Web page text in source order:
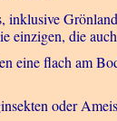
einzigen, die
eine flach am
oder